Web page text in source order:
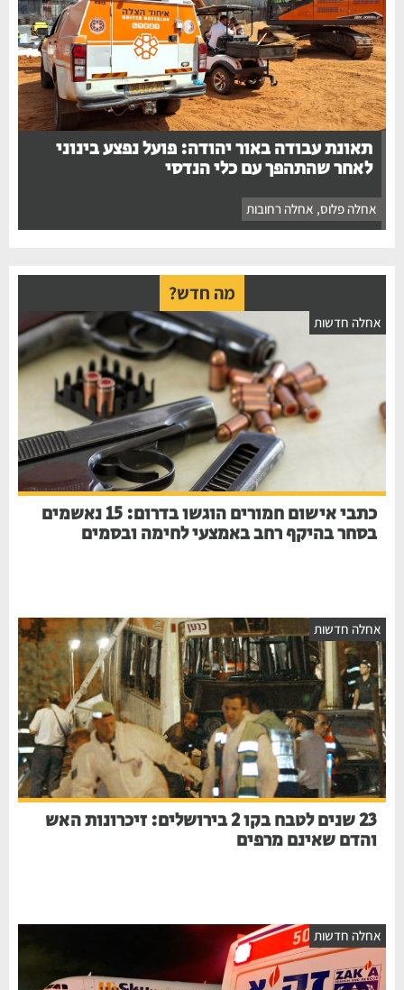
תאונת עבודה באור יהודה: פועל נפצע בינוני
לאחר שהתהפך עם כלי הנדסי
אחלה פלוס, אחלה רחובות
מה חדש?
אחלה חדשות
כתבי אישום חמורים הוגשו בדרום: 15 נאשמים
בסחר בהיקף רחב באמצעי לחימה ובסמים
אחלה חדשות
23 שנים לטבח בקו 2 בירושלים: זיכרונות האש
והדם שאינם מרפים
אחלה חדשות